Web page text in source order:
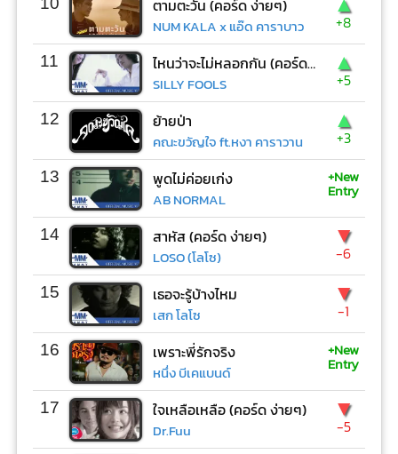
ตามตะวัน (คอร์ด ง่ายๆ)
NUM KALA x แอ๊ด คาราบาว +8
11 ไหนว่าจะไม่หลอกกัน (คอร์ด ง่ายๆ)
SILLY FOOLS
▲
+5
12 ย้ายป่า
คณะขวัญใจ ft.หงา คาราวาน
▲
+3
13 พูดไม่ค่อยเก่ง
AB NORMAL
+New
Entry
14 สาหัส (คอร์ด ง่ายๆ)
LOSO (โลโซ)
▼
-6
15 เธอจะรู้บ้างไหม
เสก โลโซ
▼
-1
16 เพราะพี่รักจริง
หนึ่ง บีเคแบนด์
+New
Entry
17 ใจเหลือเหลือ (คอร์ด ง่ายๆ)
Dr.Fuu
▼
-5